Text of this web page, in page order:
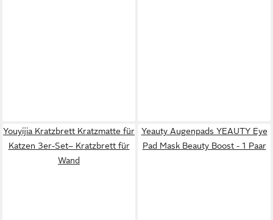
Youyijia Kratzbrett Kratzmatte für
Katzen 3er-Set– Kratzbrett für
Wand
Yeauty Augenpads YEAUTY Eye
Pad Mask Beauty Boost - 1 Paar